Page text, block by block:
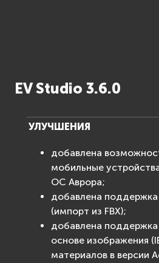
EV Studio 3.6.0
УЛУЧШЕНИЯ
добавлена
мобильные
ОС Аврора;
добавлена поддержка
(импорт из FBX);
добавлена
основе изображения
материалов в версии